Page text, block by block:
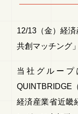
12/13（金）経
共創マッチング
当社グループ
QUINTBRIDGE
経済産業省近畿